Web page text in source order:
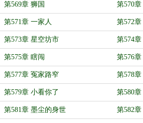
第569章 狮国 第570
第571章 一家人 第572
第573章 星空坊市 第574
第575章 瞎闯 第576
第577章 冤家路窄 第578
第579章 小看你了 第580
第581章 墨尘的身世 第582